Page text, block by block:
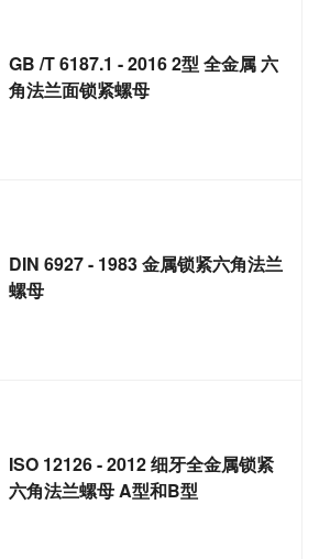
GB /T 6187.1 - 2016 2型 全金属 六
角法兰面锁紧螺母
DIN 6927 - 1983 金属锁紧六角法兰
螺母
ISO 12126 - 2012 细牙全金属锁紧
六角法兰螺母 A型和B型